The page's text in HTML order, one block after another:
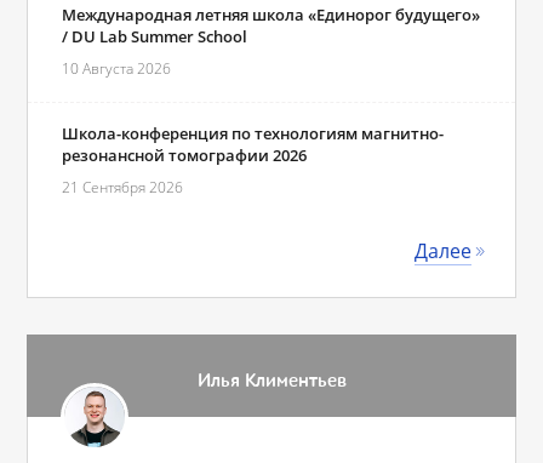
Международная летняя школа «Единорог будущего»
/ DU Lab Summer School
10 Августа 2026
Школа-конференция по технологиям магнитно-
резонансной томографии 2026
21 Сентября 2026
Далее
Илья Климентьев